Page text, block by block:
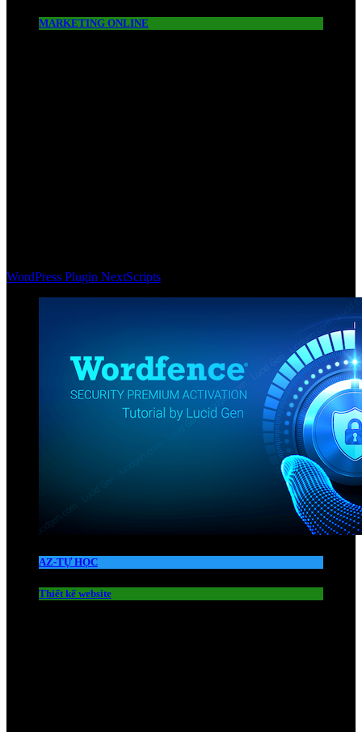
MARKETING ONLINE
WordPress Plugin NextScripts
AZ-TỰ HỌC
Thiết kế website